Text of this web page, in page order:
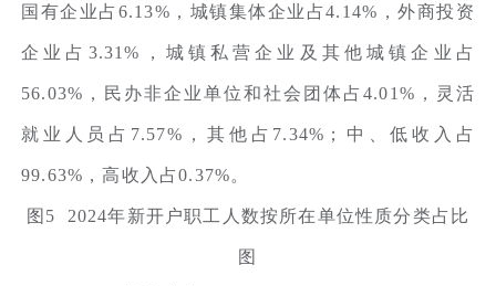
国有企业占6.13%，城镇集体企业占4.14%，外商投资
企业占3.31%，城镇私营企业及其他城镇企业占
56.03%，民办非企业单位和社会团体占4.01%，灵活
就业人员占7.57%，其他占7.34%；中、低收入占
99.63%，高收入占0.37%。
图5 2024年新开户职工人数按所在单位性质分类占比
图